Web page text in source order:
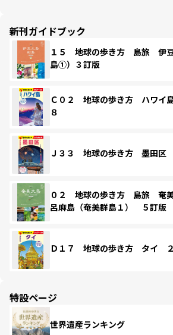
新刊ガイドブック
１５ 地球の歩き方 島旅 伊
島①）３訂版
Ｃ０２ 地球の歩き方 ハワイ
８
Ｊ３３ 地球の歩き方 墨田区
０２ 地球の歩き方 島旅 奄
呂麻島（奄美群島１） ５訂版
Ｄ１７ 地球の歩き方 タイ ２
特設ページ
世界遺産ランキング